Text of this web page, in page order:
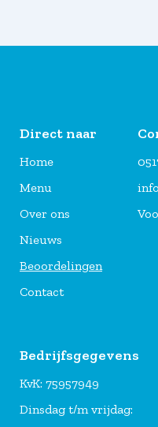
Direct naar
Home
Menu
Over ons
Nieuws
Beoordelingen
Contact
Bedrijfsgegevens
KvK: 75957949
Dinsdag t/m vrijdag: